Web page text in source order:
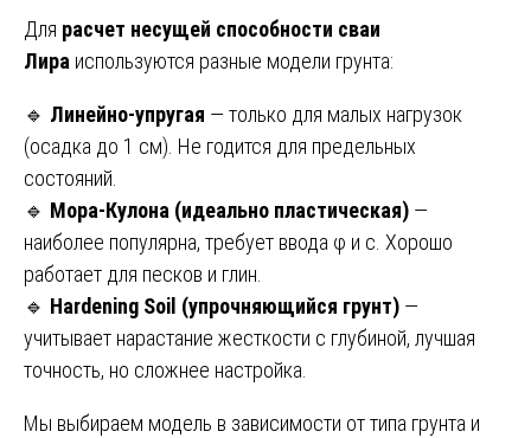
Для расчет несущей способности сваи
Лира используются разные модели грунта:
🔹 Линейно-упругая — только для малых нагрузок
(осадка до 1 см). Не годится для предельных
состояний.
🔹 Мора-Кулона (идеально пластическая) —
наиболее популярна, требует ввода φ и c. Хорошо
работает для песков и глин.
🔹 Hardening Soil (упрочняющийся грунт) —
учитывает нарастание жесткости с глубиной, лучшая
точность, но сложнее настройка.
Мы выбираем модель в зависимости от типа грунта и